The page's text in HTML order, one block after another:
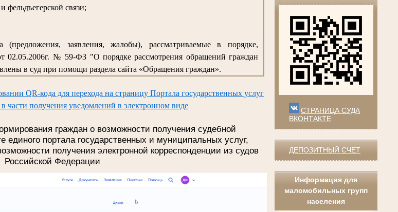
СТРАНИЦА СУДА
ВКОНТАКТЕ
ДЕПОЗИТНЫЙ СЧЕТ
Информация для
маломобильных групп
населения
фельдъегерской связи;
(предложения, заявления, жалобы), рассматриваемые в порядке,
02.05.2006г. № 59-ФЗ "О порядке рассмотрения обращений граждан
в суд при помощи раздела сайта «Обращения граждан».
QR-кода для перехода на страницу Портала государственных услуг
части получения уведомлений в электронном виде
граждан о возможности получения судебной
единого портала государственных и муниципальных услуг,
получения электронной корреспонденции из судов
Российской Федерации